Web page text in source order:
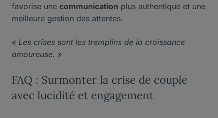
favorise une communication plus authentique et une
meilleure gestion des attentes.
« Les crises sont les tremplins de la croissance
amoureuse. »
FAQ : Surmonter la crise de couple
avec lucidité et engagement